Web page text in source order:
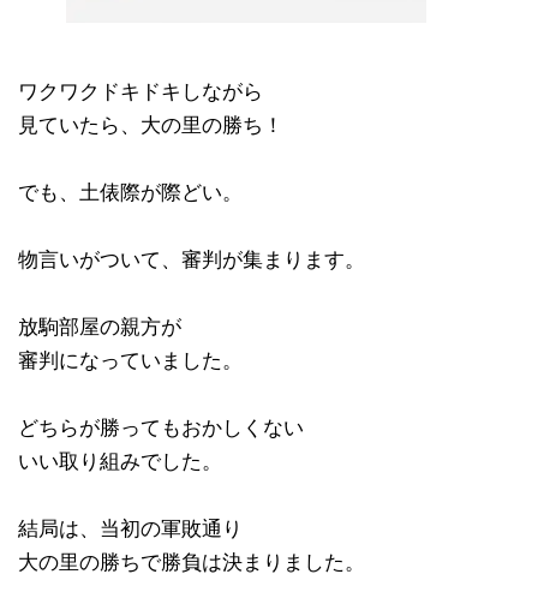
ワクワクドキドキしながら
見ていたら、大の里の勝ち！
でも、土俵際が際どい。
物言いがついて、審判が集まります。
放駒部屋の親方が
審判になっていました。
どちらが勝ってもおかしくない
いい取り組みでした。
結局は、当初の軍敗通り
大の里の勝ちで勝負は決まりました。